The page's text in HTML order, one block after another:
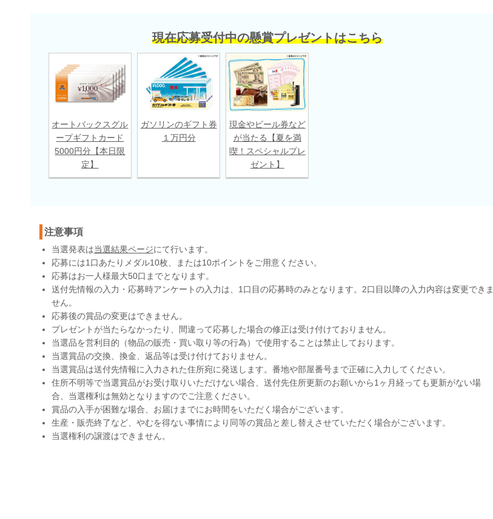
現在応募受付中の懸賞プレゼントはこちら
オートバックスグル
ープギフトカード
5000円分【本日限
定】
ガソリンのギフト券
１万円分
現金やビール券など
が当たる【夏を満
喫！スペシャルプレ
ゼント】
注意事項
当選発表は当選結果ページにて行います。
応募には1口あたりメダル10枚、または10ポイントをご用意ください。
応募はお一人様最大50口までとなります。
送付先情報の入力・応募時アンケートの入力は、1口目の応募時のみとなります。2口目以降の入力内容は変更できま
せん。
応募後の賞品の変更はできません。
プレゼントが当たらなかったり、間違って応募した場合の修正は受け付けておりません。
当選品を営利目的（物品の販売・買い取り等の行為）で使用することは禁止しております。
当選賞品の交換、換金、返品等は受け付けておりません。
当選賞品は送付先情報に入力された住所宛に発送します。番地や部屋番号まで正確に入力してください。
住所不明等で当選賞品がお受け取りいただけない場合、送付先住所更新のお願いから1ヶ月経っても更新がない場
合、当選権利は無効となりますのでご注意ください。
賞品の入手が困難な場合、お届けまでにお時間をいただく場合がございます。
生産・販売終了など、やむを得ない事情により同等の賞品と差し替えさせていただく場合がございます。
当選権利の譲渡はできません。